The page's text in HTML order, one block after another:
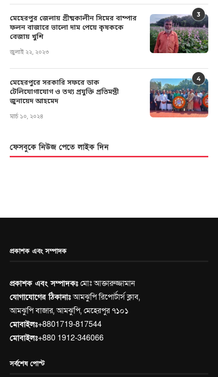
3
মেহেরপুর জেলায় গ্রীষ্মকালীন সিমের বাম্পার
ফলন বাজারে ভালো দাম পেয়ে কৃষককে
বেজায় খুশি
জুলাই ২২, ২০২৩
4
মেহেরপুরে সরকারি সফরে ডাক
টেলিযোগাযোগ ও তথ্য প্রযুক্তি প্রতিমন্ত্রী
জুনায়েদ আহমেদ
মার্চ ১০, ২০২৪
ফেসবুকে নিউজ পেতে লাইক দিন
প্রকাশক এবং সম্পাদক
প্রকাশক এবং সম্পাদকঃমোঃ আক্তারুজ্জামান
যোগাযোগের ঠিকানাঃআমঝুপি রিপোর্টার্স ক্লাব,
আমঝুপি বাজার, আমঝুপি, মেহেরপুর ৭১০১
মোবাইলঃ+8801719-817544
মোবাইলঃ+880 1912-346066
সর্বশেষ পোস্ট